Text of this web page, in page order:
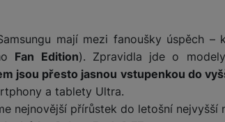
mají mezi fanoušky úspěch
Fan Edition). Zpravidla jde o
jsou přesto jasnou vstupenkou do
a tablety Ultra.
nejnovější přírůstek do letošní nejvyšší